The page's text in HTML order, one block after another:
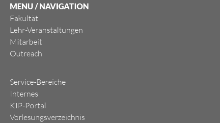
MENU / NAVIGATION
Fakultät
Lehr-Veranstaltungen
Mitarbeit
Outreach
Service-Bereiche
Internes
KIP-Portal
Vorlesungsverzeichnis